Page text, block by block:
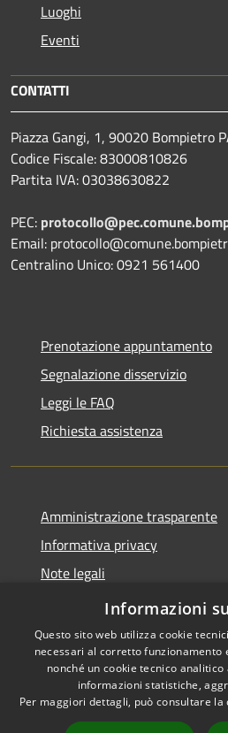
Luoghi
Eventi
CONTATTI
Piazza Gangi, 1, 90020 Bompietro
Codice Fiscale: 83000810826
Partita IVA: 03038630822
PEC:
Email:
Centralino Unico: 0921 561400
Prenotazione appuntamento
Segnalazione disservizio
Leggi le FAQ
Richiesta assistenza
Amministrazione trasparente
Informativa privacy
Note legali
Dichiarazione di accessibilità
Accessibilità
Informazioni
Questo sito web utilizza cookie
necessari al corretto funzionamento
nonché un cookie tecnico
informazioni statistiche,
Per maggiori dettagli, può consultare la